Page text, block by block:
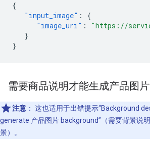
{
"input_image" :
{
"image_uri" :
"https://
}
}
需要商品说明才能生成产品图
注意 ： 这也适用于出错提示“Background
generate 产品图片 background”（需要背景说
景）。